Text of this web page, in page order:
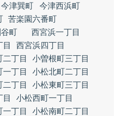
今津巽町
今津西浜町
苦楽園六番町
町
西宮浜一丁目
西宮浜四丁目
二丁目
小曽根町三丁目
一丁目
小松北町二丁目
二丁目
小松東町三丁目
小松西町一丁目
一丁目
小松南町二丁目